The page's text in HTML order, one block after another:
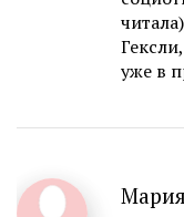
уже в
Мария